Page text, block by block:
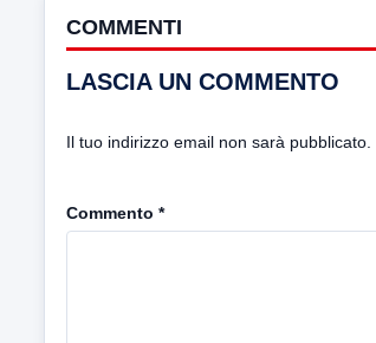
COMMENTI
LASCIA UN COMMENTO
Il tuo indirizzo email non sarà pubblicato.
Commento *